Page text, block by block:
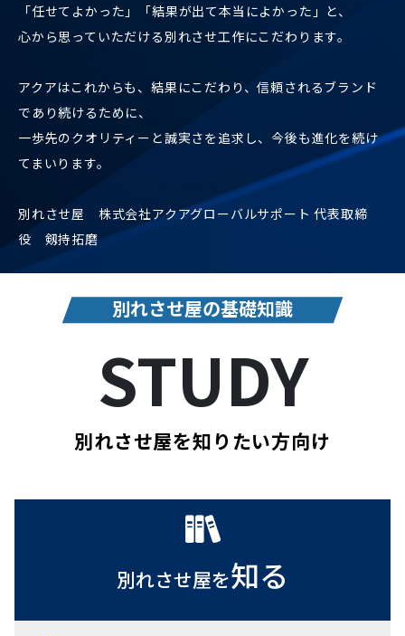
「任せてよかった」「結果が出て本当によかった」と、
心から思っていただける別れさせ工作にこだわります。
アクアはこれからも、結果にこだわり、信頼されるブランド
であり続けるために、
一歩先のクオリティーと誠実さを追求し、今後も進化を続け
てまいります。
別れさせ屋 株式会社アクアグローバルサポート 代表取締
役 剱持拓磨
別れさせ屋の基礎知識
STUDY
別れさせ屋を知りたい方向け
別れさせ屋を知る